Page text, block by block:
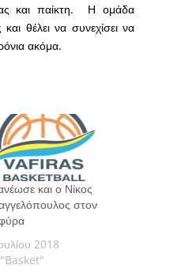
και παίκτη. Η ομάδα
θέλει να συνεχίσει να
ακόμα.
και ο Νίκος
στον
2018